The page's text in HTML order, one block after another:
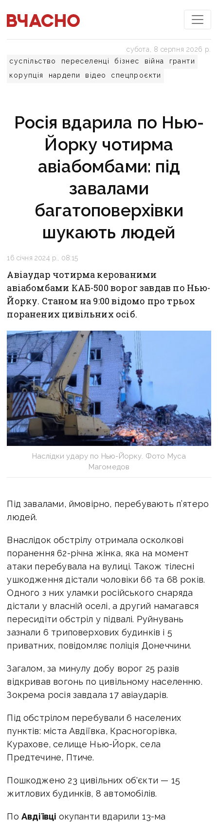
суспільство переселенці бізнес війна
гранти
корупція
нардепи відео спецпроєкти
субота, 8 серпня 2026 р.
Росія вдарила по Нью-
Йорку чотирма
авіабомбами: під
завалами
багатоповерхівки
шукають людей
16 січня 2024 р., 08:15
Авіаудар чотирма керованими
авіабомбами КАБ-500 ворог завдав по Нью-
Йорку. Станом на 9:00 відомо про трьох
поранених цивільних осіб.
Наслідки удару по Нью-Йорку. Фото Муса
Магомедов
Під завалами, ймовірно, перебувають п’ятеро
людей.
Внаслідок обстрілу отримала осколкові
поранення 62-річна жінка, яка на момент
атаки перебувала на вулиці. Також тілесні
ушкодження дістали чоловіки 66 та 68 років.
Одного з них уламки російського снаряда
дістали у власній оселі, а другий намагався
пересидіти обстріл у підвалі. Руйнувань
зазнали 6 триповерхових будинків і 5
приватних, повідомляє поліція Донеччини.
Загалом, за минулу добу ворог 25 разів
відкривав вогонь по цивільному населенню.
Зокрема росія завдала 17 авіаударів.
Під обстрілом перебували 6 населених
пунктів: міста Авдіївка, Красногорівка,
Курахове, селище Нью-Йорк, села
Предтечине, Птиче.
Пошкоджено 23 цивільних об'єкти — 15
житлових будинків, 8 автомобілів.
По Авдіївці окупанти вдарили 13-ма